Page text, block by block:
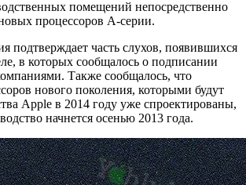
помещений непосредственно
процессоров А-серии.
подтверждает часть слухов, появившихся
в которых сообщалось о подписании
Также сообщалось, что
нового поколения, которыми будут
Apple в 2014 году уже спроектированы,
начнется осенью 2013 года.